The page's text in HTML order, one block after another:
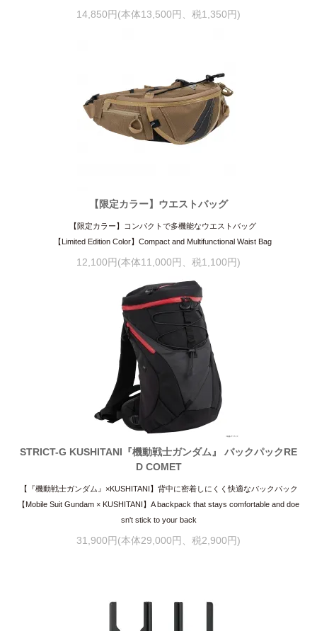
14,850円(本体13,500円、税1,350円)
【限定カラー】ウエストバッグ
【限定カラー】コンパクトで多機能なウエストバッグ
【Limited Edition Color】Compact and Multifunctional Waist Bag
12,100円(本体11,000円、税1,100円)
STRICT-G KUSHITANI『機動戦士ガンダム』 バックパックRE
D COMET
【『機動戦士ガンダム』×KUSHITANI】背中に密着しにくく快適なバックパック
【Mobile Suit Gundam × KUSHITANI】A backpack that stays comfortable and doe
sn't stick to your back
31,900円(本体29,000円、税2,900円)